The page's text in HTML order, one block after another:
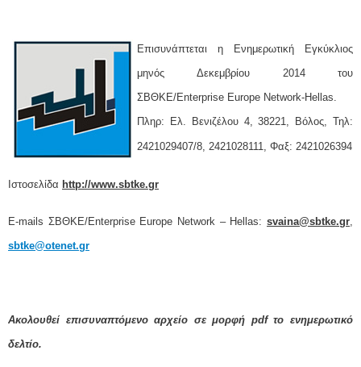
Επισυνάπτεται η Ενημερωτική Εγκύκλιος
μηνός Δεκεμβρίου 2014 του
ΣΒΘΚΕ/Enterprise Europe Network-Hellas.
Πληρ: Ελ. Βενιζέλου 4, 38221, Βόλος, Τηλ:
2421029407/8, 2421028111, Φαξ: 2421026394
Ιστοσελίδα http://www.sbtke.gr
E-mails ΣΒΘΚΕ/Enterprise Europe Network – Hellas:svaina@sbtke.gr,
sbtke@otenet.gr
Ακολουθεί επισυναπτόμενο αρχείο σε μορφή pdf το ενημερωτικό
δελτίο.